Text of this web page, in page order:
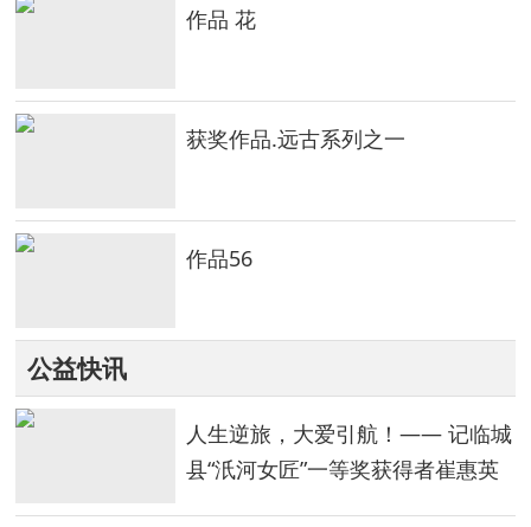
作品 花
获奖作品.远古系列之一
作品56
公益快讯
人生逆旅，大爱引航！—— 记临城
县“汦河女匠”一等奖获得者崔惠英